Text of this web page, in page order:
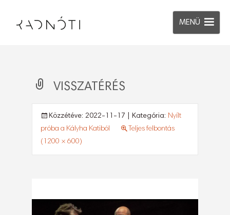
MENÜ
VISSZATÉRÉS
Közzétéve: 2022-11-17 | Kategória: Nyílt
próba a Kályha Katiból
Teljes felbontás
(1200 × 600)